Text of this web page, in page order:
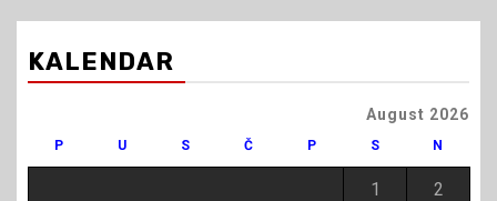
KALENDAR
August 2026
P U S Č P S N
1 2